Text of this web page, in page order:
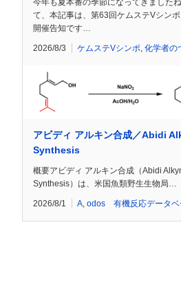
今年も夏本番の季節になってきました
て、本記事は、第63回ケムステVシン
開催告知です…
2026/8/3 ケムステVシンポ, 化学者の
アビディ アルキン合成／Abidi
Synthesis
概要アビディ アルキン合成（Abidi
Synthesis）は、米国魚類野生生物局…
2026/8/1 A, odos 有機反応データベ